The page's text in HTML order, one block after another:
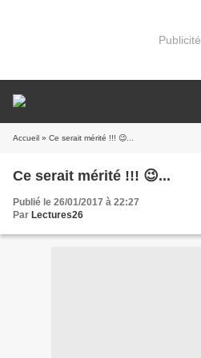
Publicité
Accueil » Ce serait mérité !!! 😉...
Ce serait mérité !!! 😉...
Publié le 26/01/2017 à 22:27
Par Lectures26